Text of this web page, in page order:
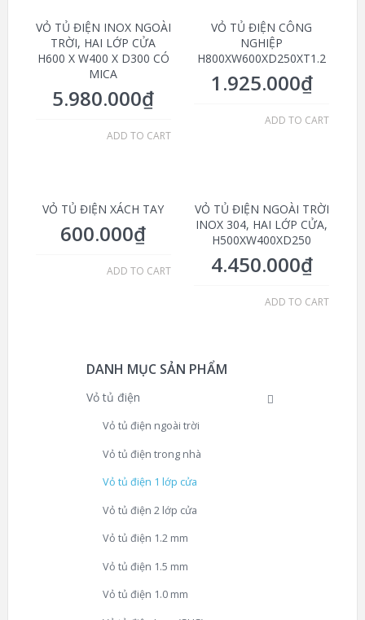
VỎ TỦ ĐIỆN INOX NGOÀI
TRỜI, HAI LỚP CỬA
H600 X W400 X D300 CÓ
MICA
5.980.000₫
ADD TO CART
VỎ TỦ ĐIỆN CÔNG
NGHIỆP
H800XW600XD250XT1.2
1.925.000₫
ADD TO CART
VỎ TỦ ĐIỆN XÁCH TAY
600.000₫
ADD TO CART
VỎ TỦ ĐIỆN NGOÀI TRỜI
INOX 304, HAI LỚP CỬA,
H500XW400XD250
4.450.000₫
ADD TO CART
DANH MỤC SẢN PHẨM
Vỏ tủ điện
Vỏ tủ điện ngoài trời
Vỏ tủ điện trong nhà
Vỏ tủ điện 1 lớp cửa
Vỏ tủ điện 2 lớp cửa
Vỏ tủ điện 1.2 mm
Vỏ tủ điện 1.5 mm
Vỏ tủ điện 1.0 mm